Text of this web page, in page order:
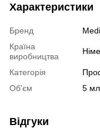
Характеристики
Бренд
Країна
виробництва
Категорія
Об'єм
5 мл.
Відгуки